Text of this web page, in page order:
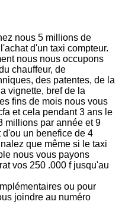
nous 5 millions de
d'un taxi compteur.
nous nous occupons
chauffeur, de
des patentes, de la
vignette, bref de la
fins de mois nous vous
et cela pendant 3 ans le
millions par année et 9
un benefice de 4
que même si le taxi
nous vous payons
vos 250 .000 f jusqu'au
ou pour
joindre au numéro